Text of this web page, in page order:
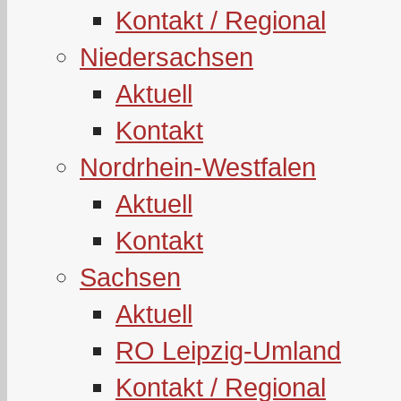
Kontakt / Regional
Niedersachsen
Aktuell
Kontakt
Nordrhein-Westfalen
Aktuell
Kontakt
Sachsen
Aktuell
RO Leipzig-Umland
Kontakt / Regional